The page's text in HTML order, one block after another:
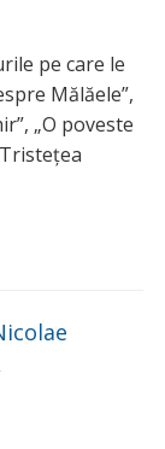
pe care le
Mălăele”,
„O poveste